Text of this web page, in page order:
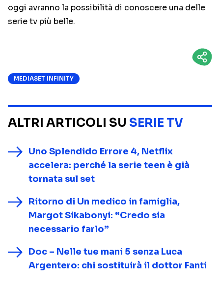
oggi avranno la possibilità di conoscere una delle
serie tv più belle.
MEDIASET INFINITY
ALTRI ARTICOLI SU SERIE TV
Uno Splendido Errore 4, Netflix
accelera: perché la serie teen è già
tornata sul set
Ritorno di Un medico in famiglia,
Margot Sikabonyi: “Credo sia
necessario farlo”
Doc – Nelle tue mani 5 senza Luca
Argentero: chi sostituirà il dottor Fanti